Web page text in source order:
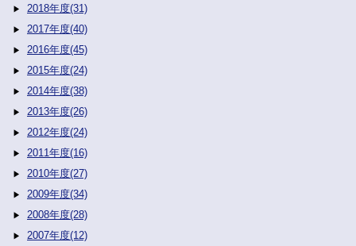
2018年度(31)
2017年度(40)
2016年度(45)
2015年度(24)
2014年度(38)
2013年度(26)
2012年度(24)
2011年度(16)
2010年度(27)
2009年度(34)
2008年度(28)
2007年度(12)